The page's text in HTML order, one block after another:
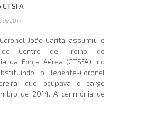
de 2017
João Carita assumiu o
do Centro de Treino de
da Força Aérea (CTSFA), no
o Tenente-Coronel
que ocupava o cargo
de 2014. A cerimónia de